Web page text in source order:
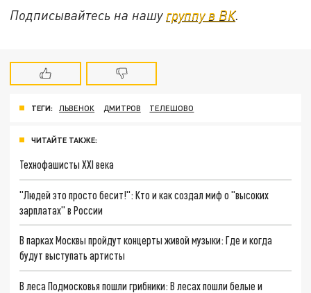
Подписывайтесь на нашу группу в ВК.
ТЕГИ: ЛЬВЕНОК ДМИТРОВ ТЕЛЕШОВО
ЧИТАЙТЕ ТАКЖЕ:
Технофашисты XXI века
"Людей это просто бесит!": Кто и как создал миф о "высоких
зарплатах" в России
В парках Москвы пройдут концерты живой музыки: Где и когда
будут выступать артисты
В леса Подмосковья пошли грибники: В лесах пошли белые и